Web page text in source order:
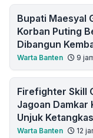
Bupati Maesyal
Korban Puting
Dibangun
Warta Banten 9
Firefighter Skill
Jagoan Damkar
Unjuk
Warta Banten 12